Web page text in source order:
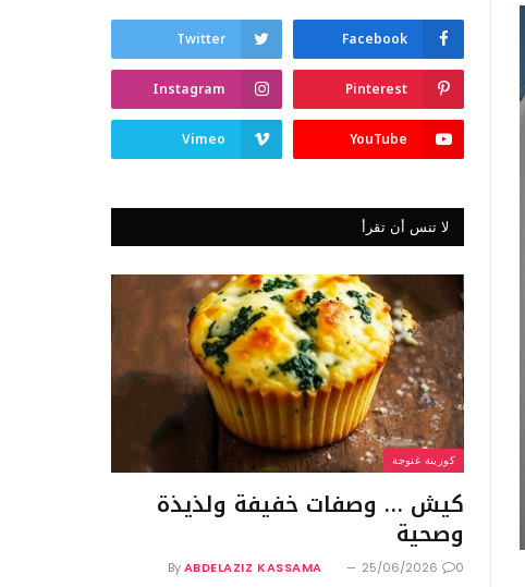
Facebook
Twitter
Pinterest
Instagram
YouTube
Vimeo
لا تنس أن تقرأ
كوزينة غنوجة
كيش … وصفات خفيفة ولذيذة
وصحية
By ABDELAZIZ KASSAMA 25/06/2026 0